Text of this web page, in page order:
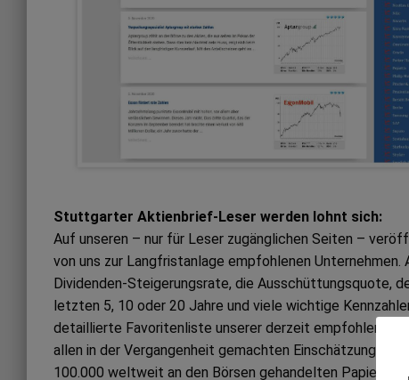
Stuttgarter Aktienbrief-Leser werden lohnt sich:
Auf unseren – nur für Leser zugänglichen Seiten –
von uns zur Langfristanlage empfohlenen
Dividenden-Steigerungsrate, die Ausschüttungsquote,
letzten 5, 10 oder 20 Jahre und viele wichtige
detaillierte Favoritenliste unserer derzeit empfohlenen
allen in der Vergangenheit gemachten Einschätzungen.
100.000 weltweit an den Börsen gehandelten Papieren